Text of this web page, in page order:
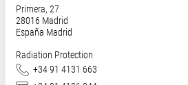
Primera, 27
28016 Madrid
España Madrid
Radiation Protection
Teléfono
+34 91 4131 663